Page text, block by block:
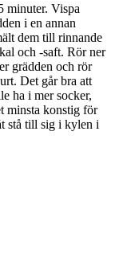
minuter. Vispa
i en annan
dem till rinnande
och -saft. Rör ner
grädden och rör
Det går bra att
ha i mer socker,
minsta konstig för
stå till sig i kylen i